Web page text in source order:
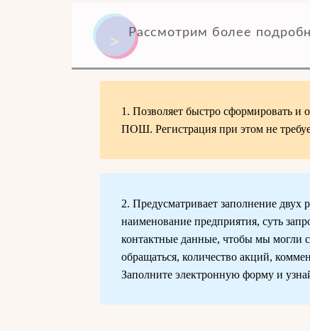
Рассмотрим более
1. Позволяет быстро сформировать и
ПОШ. Регистрация при этом не
2. Предусматривает заполнение двух
наименование предприятия, суть
контактные данные, чтобы мы могли
обращаться, количество акций,
Заполните электронную форму и